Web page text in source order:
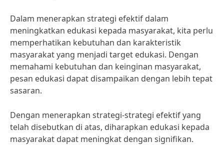
Dalam menerapkan strategi efektif dalam
meningkatkan edukasi kepada masyarakat, kita perlu
memperhatikan kebutuhan dan karakteristik
masyarakat yang menjadi target edukasi. Dengan
memahami kebutuhan dan keinginan masyarakat,
pesan edukasi dapat disampaikan dengan lebih tepat
sasaran.
Dengan menerapkan strategi-strategi efektif yang
telah disebutkan di atas, diharapkan edukasi kepada
masyarakat dapat meningkat dengan signifikan.